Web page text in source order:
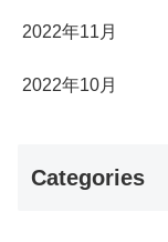
2022年11月
2022年10月
Categories